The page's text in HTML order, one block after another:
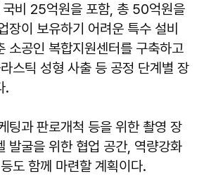
비 25억원을 포함, 총 50억원을
장이 보유하기 어려운 특수 설비
소공인 복합지원센터를 구축하고
스틱 성형 사출 등 공정 단계별 장
.
팅과 판로개척 등을 위한 촬영 장
발굴을 위한 협업 공간, 역량강화
도 함께 마련할 계획이다.